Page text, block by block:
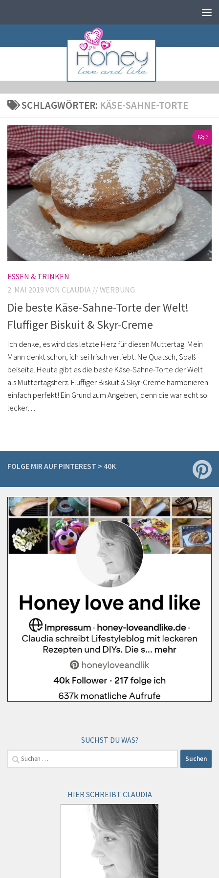
SCHLAGWÖRTER: KÄSE-SAHNE-TORTE
2
ESSEN & TRINKEN
VON CLAUDIA // WERBUNG
2. MAI 2019
Die beste Käse-Sahne-Torte der Welt!
Fluffiger Biskuit & Skyr-Creme
Ich denke, es wird das letzte Herz für diesen Muttertag. Mein
Mann denkt schon, ich sei frisch verliebt. Ne Quatsch, Spaß
beiseite. Heute gibt es die beste Käse-Sahne-Torte der Welt
als Muttertagsherz. Fluffiger Biskuit & Skyr-Creme harmonieren
einfach perfekt! Ein Grund zum Angeben, denn die war echt so
lecker…
FOLGE MIR AUF PINTEREST > 40K
SUCHST DU WAS?
Suchen
nach:
HIER SCHREIBT CLAUDIA